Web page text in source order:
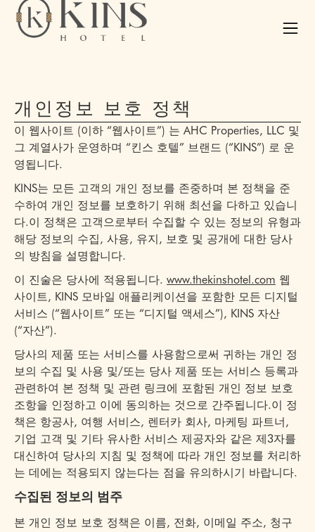
개인정보 보호 정책
이 웹사이트 (이하 “웹사이트”) 는 AHC Properties, LLC 및
그 계열사가 운영하며 “킨스 호텔” 브랜드 (“KINS”) 로 운
영됩니다.
KINS는 모든 고객의 개인 정보를 존중하며 본 정책을 준
수하여 개인 정보를 보호하기 위해 최선을 다하고 있습니
다.이 정책은 고객으로부터 수집할 수 있는 정보의 유형과
해당 정보의 수집, 사용, 유지, 보호 및 공개에 대한 당사
의 방침을 설명합니다.
이 진술은 당사에 적용됩니다. www.thekinshotel.com 웹
사이트, KINS 모바일 애플리케이션을 포함한 모든 디지털
서비스 (“웹사이트” 또는 “디지털 액세스”), KINS 자산
(“자산”).
당사의 제품 또는 서비스를 사용함으로써 귀하는 개인 정
보의 수집 및 사용 및/또는 당사 제품 또는 서비스 등록과
관련하여 본 정책 및 관련 링크에 포함된 개인 정보 보호
조항을 인정하고 이에 동의하는 것으로 간주됩니다.이 정
책은 항공사, 여행 서비스, 렌터카 회사, 마케팅 파트너,
기업 고객 및 기타 유사한 서비스 제공자와 같은 제3자를
대신하여 당사의 지침 및 정책에 따라 개인 정보를 처리하
는 데에는 적용되지 않는다는 점을 유의하시기 바랍니다.
수집된 정보의 범주
본 개인 정보 보호 정책은 이름, 전화, 이메일 주소, 청구